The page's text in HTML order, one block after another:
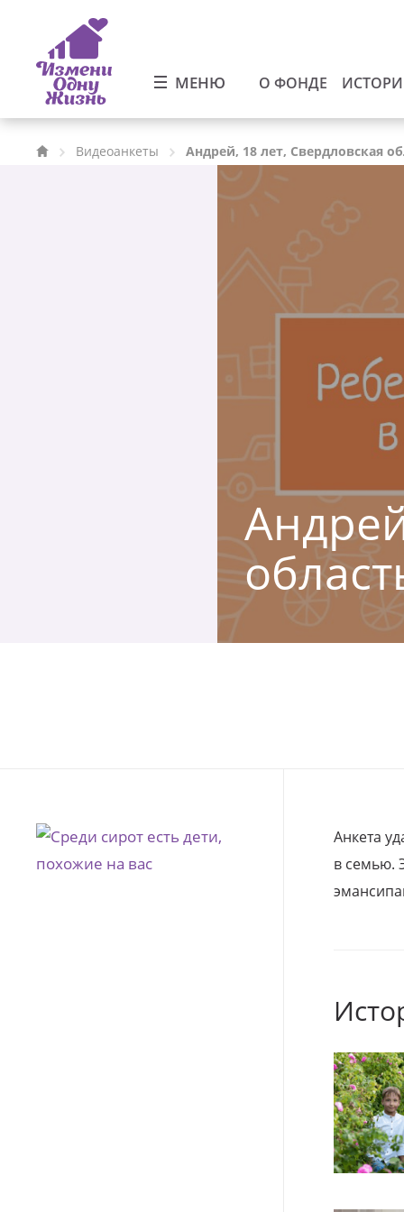
МЕНЮ О ФОНДЕ
Видеоанкеты Андрей, 18 лет, Свердловская
Анкета
в семью.